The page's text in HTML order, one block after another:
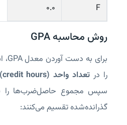
F ۰.۰
روش محاسبه GPA
برای به‌ دست‌ آوردن معدل GPA، ابتدا
را در تعداد واحد (credit hours)
سپس مجموع حاصل‌ضرب‌ها را
گذرانده‌شده تقسیم می‌کنند: